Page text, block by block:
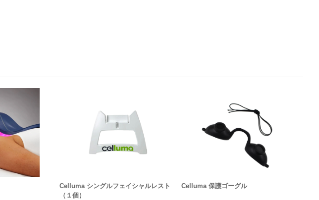
Celluma シングルフェイシャルレスト
（１個）
Celluma 保護ゴーグル